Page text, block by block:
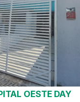
OESTE DAY